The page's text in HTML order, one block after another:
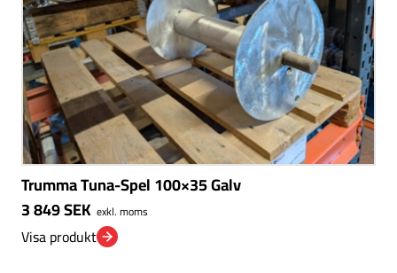
Trumma Tuna-Spel 100×35 Galv
3 849SEK exkl. moms
Visa produkt